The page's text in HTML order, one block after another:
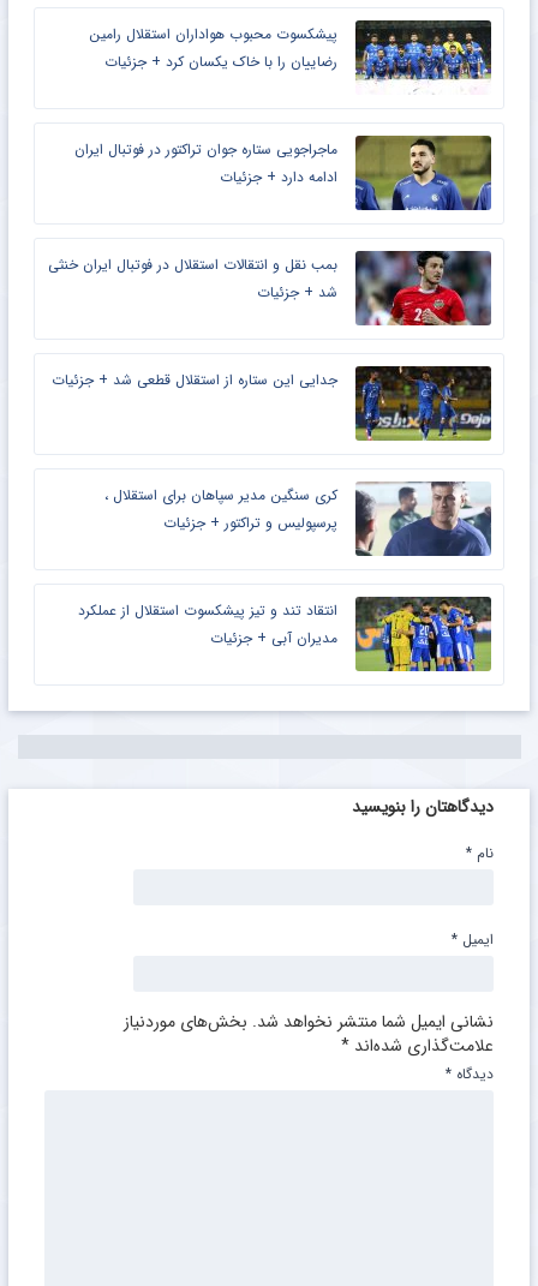
پیشکسوت محبوب هواداران استقلال رامین
رضاییان را با خاک یکسان کرد + جزئیات
ماجراجویی ستاره جوان تراکتور در فوتبال ایران
ادامه دارد + جزئیات
بمب نقل و انتقالات استقلال در فوتبال ایران خنثی
شد + جزئیات
جدایی این ستاره از استقلال قطعی شد + جزئیات
کری سنگین مدیر سپاهان برای استقلال ،
پرسپولیس و تراکتور + جزئیات
انتقاد تند و تیز پیشکسوت استقلال از عملکرد
مدیران آبی + جزئیات
دیدگاهتان را بنویسید
نشانی ایمیل شما منتشر نخواهد شد. بخش‌های موردنیاز
علامت‌گذاری شده‌اند *
دیدگاه *
نام *
ایمیل *